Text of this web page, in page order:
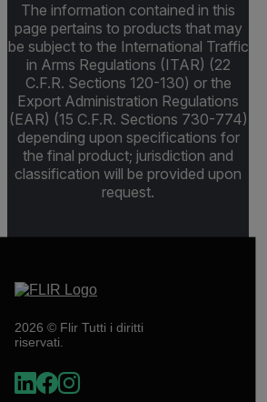
The information contained in this
page pertains to products that may
be subject to the International Traffic
in Arms Regulations (ITAR) (22
C.F.R. Sections 120-130) or the
Export Administration Regulations
(EAR) (15 C.F.R. Sections 730-774)
depending upon specifications for
the final product; jurisdiction and
classification will be provided upon
request.
2026 © Flir Tutti i diritti
riservati.